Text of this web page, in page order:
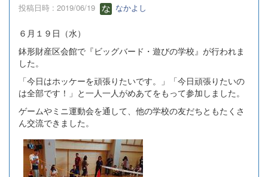
投稿日時 : 2019/06/19 なかよし
６月１９日（水）
鉢形財産区会館で『ビッグバード・遊びの学校』が行われま
した。
「今日はホッケーを頑張りたいです。」「今日頑張りたいの
は全部です！」と一人一人がめあてをもって参加しました。
ゲームやミニ運動会を通して、他の学校の友だちともたくさ
ん交流できました。